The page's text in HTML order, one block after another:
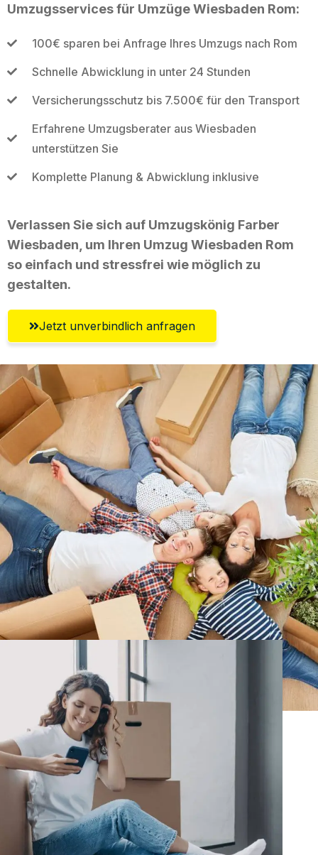
Umzugsservices für Umzüge Wiesbaden Rom:
100€ sparen bei Anfrage Ihres Umzugs nach Rom
Schnelle Abwicklung in unter 24 Stunden
Versicherungsschutz bis 7.500€ für den Transport
Erfahrene Umzugsberater aus Wiesbaden
unterstützen Sie
Komplette Planung & Abwicklung inklusive
Verlassen Sie sich auf Umzugskönig Farber
Wiesbaden, um Ihren Umzug Wiesbaden Rom
so einfach und stressfrei wie möglich zu
gestalten.
Jetzt unverbindlich anfragen